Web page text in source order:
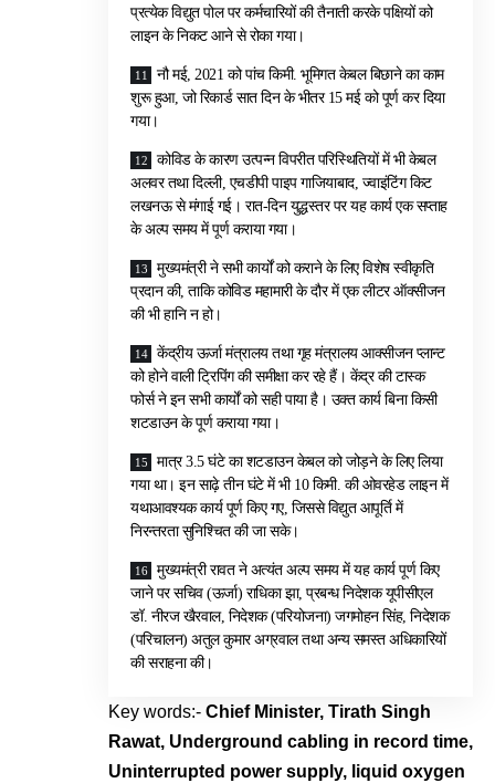
प्रत्येक विद्युत पोल पर कर्मचारियों की तैनाती करके पक्षियों को
लाइन के निकट आने से रोका गया।
नौ मई, 2021 को पांच किमी. भूमिगत केबल बिछाने का काम
शुरू हुआ, जो रिकार्ड सात दिन के भीतर 15 मई को पूर्ण कर दिया
गया।
कोविड के कारण उत्पन्न विपरीत परिस्थितियों में भी केबल
अलवर तथा दिल्ली, एचडीपी पाइप गाजियाबाद, ज्वाइंटिंग किट
लखनऊ से मंगाई गई। रात-दिन युद्धस्तर पर यह कार्य एक सप्ताह
के अल्प समय में पूर्ण कराया गया।
मुख्यमंत्री ने सभी कार्यों को कराने के लिए विशेष स्वीकृति
प्रदान की, ताकि कोविड महामारी के दौर में एक लीटर ऑक्सीजन
की भी हानि न हो।
केंद्रीय ऊर्जा मंत्रालय तथा गृह मंत्रालय आक्सीजन प्लान्ट
को होने वाली ट्रिपिंग की समीक्षा कर रहे हैं। केंद्र की टास्क
फोर्स ने इन सभी कार्यों को सही पाया है। उक्त कार्य बिना किसी
शटडाउन के पूर्ण कराया गया।
मात्र 3.5 घंटे का शटडाउन केबल को जोड़ने के लिए लिया
गया था। इन साढ़े तीन घंटे में भी 10 किमी. की ओवरहेड लाइन में
यथाआवश्यक कार्य पूर्ण किए गए, जिससे विद्युत आपूर्ति में
निरन्तरता सुनिश्चित की जा सके।
मुख्यमंत्री रावत ने अत्यंत अल्प समय में यह कार्य पूर्ण किए
जाने पर सचिव (ऊर्जा) राधिका झा, प्रबन्ध निदेशक यूपीसीएल
डॉ. नीरज खैरवाल, निदेशक (परियोजना) जगमोहन सिंह, निदेशक
(परिचालन) अतुल कुमार अग्रवाल तथा अन्य समस्त अधिकारियों
की सराहना की।
Key words:- Chief Minister, Tirath Singh
Rawat, Underground cabling in record time,
Uninterrupted power supply, liquid oxygen